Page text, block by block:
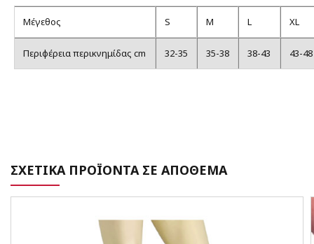
Μέγεθος S M L XL
Περιφέρεια περικνημίδας cm 32-35 35-38 38-43 43-48
ΣΧΕΤΙΚΑ ΠΡΟΪΟΝΤΑ ΣΕ ΑΠΟΘΕΜΑ